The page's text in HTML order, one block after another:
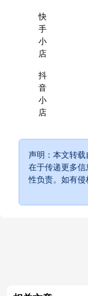
快
手
小
店
抖
音
小
店
声明：本文转
在于传递更多
性负责。如有侵